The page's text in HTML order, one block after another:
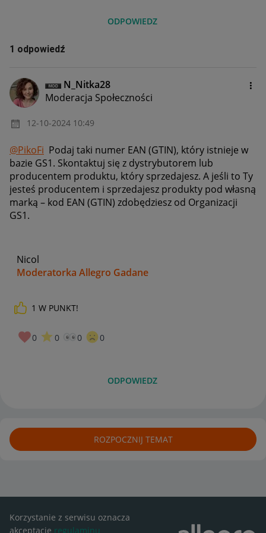
ODPOWIEDZ
1 odpowiedź
N_Nitka28
Moderacja Społeczności
‎12-10-2024 10:49
@PikoFi Podaj taki numer EAN (GTIN), który istnieje w
bazie GS1. Skontaktuj się z dystrybutorem lub
producentem produktu, który sprzedajesz. A jeśli to Ty
jesteś producentem i sprzedajesz produkty pod własną
marką – kod EAN (GTIN) zdobędziesz od Organizacji
GS1.
Nicol
Moderatorka Allegro Gadane
1 W PUNKT!
0 0 0 0
ODPOWIEDZ
ROZPOCZNIJ TEMAT
Korzystanie z serwisu oznacza
akceptację regulaminu